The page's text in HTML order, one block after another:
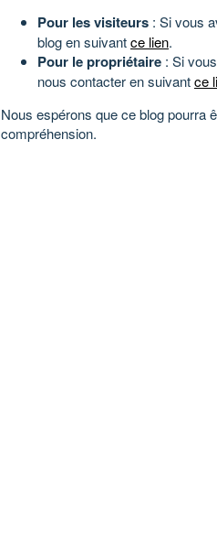
Pour les visiteurs : Si vous
blog en suivantce lien.
Pour le propriétaire : Si
nous contacter en suivantce
Nous espérons que ce blog pourra
compréhension.